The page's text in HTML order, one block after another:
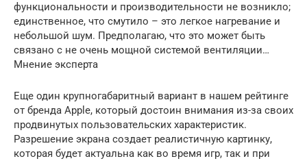
функциональности и производительности не возникло;
единственное, что смутило – это легкое нагревание и
небольшой шум. Предполагаю, что это может быть
связано с не очень мощной системой вентиляции…
Мнение эксперта
Еще один крупногабаритный вариант в нашем рейтинге
от бренда Apple, который достоин внимания из-за своих
продвинутых пользовательских характеристик.
Разрешение экрана создает реалистичную картинку,
которая будет актуальна как во время игр, так и при